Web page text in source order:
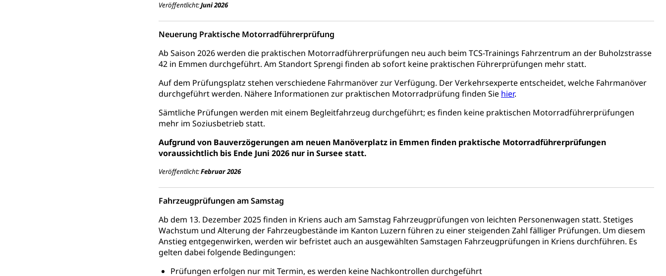
Veröffentlicht:Juni 2026
Neuerung Praktische Motorradführerprüfung
Ab Saison 2026 werden die praktischen Motorradführerprüfungen neu auch beim TCS-Trainings Fahrzentrum an der Buholzstrasse
42 in Emmen durchgeführt. Am Standort Sprengi finden ab sofort keine praktischen Führerprüfungen mehr statt.
Auf dem Prüfungsplatz stehen verschiedene Fahrmanöver zur Verfügung. Der Verkehrsexperte entscheidet, welche Fahrmanöver
durchgeführt werden. Nähere Informationen zur praktischen Motorradprüfung finden Sie hier.
Sämtliche Prüfungen werden mit einem Begleitfahrzeug durchgeführt; es finden keine praktischen Motorradführerprüfungen
mehr im Soziusbetrieb statt.
Aufgrund von Bauverzögerungen am neuen Manöverplatz in Emmen finden praktische Motorradführerprüfungen
voraussichtlich bis Ende Juni 2026 nur in Sursee statt.
Veröffentlicht:Februar 2026
Fahrzeugprüfungen am Samstag
Ab dem 13. Dezember 2025 finden in Kriens auch am Samstag Fahrzeugprüfungen von leichten Personenwagen statt. Stetiges
Wachstum und Alterung der Fahrzeugbestände im Kanton Luzern führen zu einer steigenden Zahl fälliger Prüfungen. Um diesem
Anstieg entgegenwirken, werden wir befristet auch an ausgewählten Samstagen Fahrzeugprüfungen in Kriens durchführen. Es
gelten dabei folgende Bedingungen:
Prüfungen erfolgen nur mit Termin, es werden keine Nachkontrollen durchgeführt
Schlichtungsbehörde Gleichstellung
Zivilrecht, Zivilrechtspflege, Gerichtsverfahren
Bezirksgerichte: Aufgaben und Verfahren
Betreibung und Konkurs
Bankrott, Schulden, Zahlungsunfähigkeit, Pfändung
Schulden (gruezi.lu.ch) Betreibungsämter Betreibungsverfahren
Regierungsform, Stimm- und Wahlrecht, Stimmrecht, Abstimmungen, Wahlen, politische Parteien, Grundfreiheiten, Pluralismus
Volksrechte
Kantonale Steuern
Finanzausgleich, Einkommenssteuer, Kopfsteuer, Personalsteuer, Haushaltssteuer, Vermögenssteuer, Verrechnungssteuer, Quellensteuer,
Grundstückgewinnsteuer, Liegenschaftssteuer, Handänderungssteuer, Grundsteuer, Kirchensteuer, Gewerbesteuer, Vergnügungssteuer,
Reklameplakatsteuer, Verkehrssteuer, Erbschaftssteuer, Schenkungssteuer, Gewinn- und Kapitalsteuer
Steuern (Dienststelle)
Ombudsstellen
Umgang mit Beschwerden (Volksschulen)
Schlichtungsstelle SEG
Rassismus
Diskriminierung, Fremdenfeindlichkeit, Gleichberechtigung
Anlaufstelle Schutz vor Diskriminierung (fabia) Schutz vor Diskriminierung
Strafregister und Strafverfahren
Strafrecht, Strafrechtspflege, Gerichtsverfahren, Strafregistereintrag, Strafregisterauszug, Kriminalität